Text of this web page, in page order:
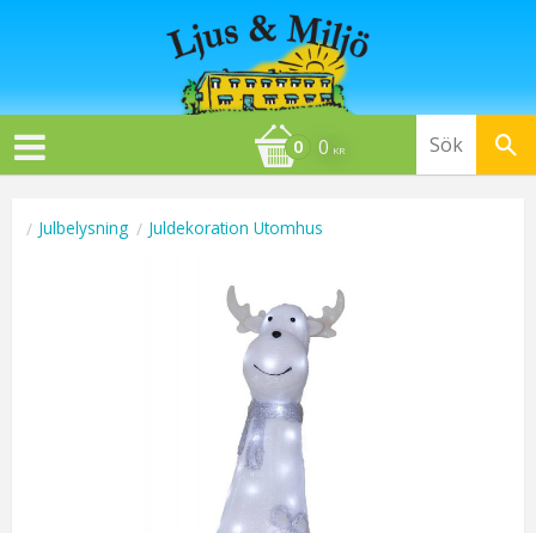
0 KR
Julbelysning Juldekoration Utomhus